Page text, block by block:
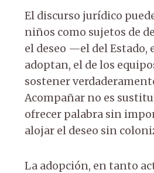
El discurso jurídico
niños como sujetos de
el deseo —el del Estado,
adoptan, el de los
sostener
Acompañar no es
ofrecer palabra sin
alojar el deseo sin
La adopción, en tanto